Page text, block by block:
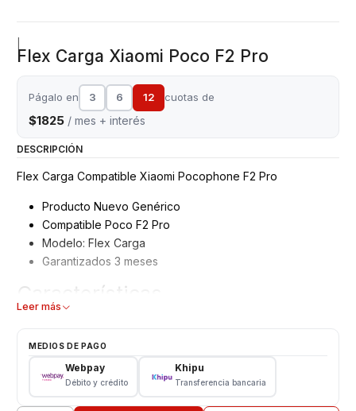
Flex Carga Xiaomi Poco F2 Pro
Págalo en 3 6 12 cuotas de
$1825 / mes + interés
DESCRIPCIÓN
Flex Carga Compatible Xiaomi Pocophone F2 Pro
Producto Nuevo Genérico
Compatible Poco F2 Pro
Modelo: Flex Carga
Garantizados 3 meses
Características
CONSULTE POR INSTALACION EN TIENDA
Leer más
MEDIOS DE PAGO
Webpay
Débito y crédito
Khipu
Transferencia bancaria